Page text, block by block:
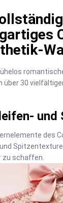
über 30
und
des
zu schaffen.